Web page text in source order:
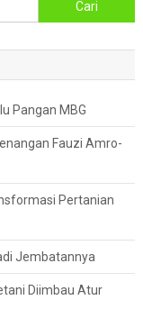
untuk:
Pangan MBG
Fauzi Amro-
Pertanian
Jembatannya
Diimbau Atur